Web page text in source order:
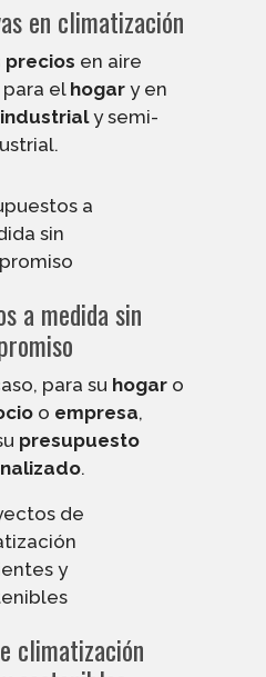
en climatización
precios en aire
el hogar y en
y semi-
a medida sin
para su hogaro
o empresa,
presupuesto
.
climatización